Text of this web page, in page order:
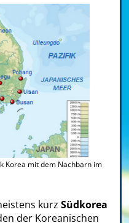
Korea mit dem Nachbarn im
kurz Südkorea
der Koreanischen